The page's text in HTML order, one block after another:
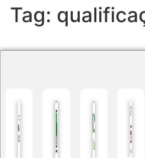
Tag: